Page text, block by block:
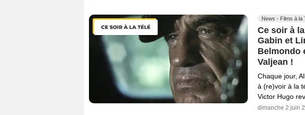
News - Films à la
Ce soir à
Gabin et
Belmondo
Valjean !
Chaque jour,
à (re)voir à la
Victor Hugo
dimanche 2 juin